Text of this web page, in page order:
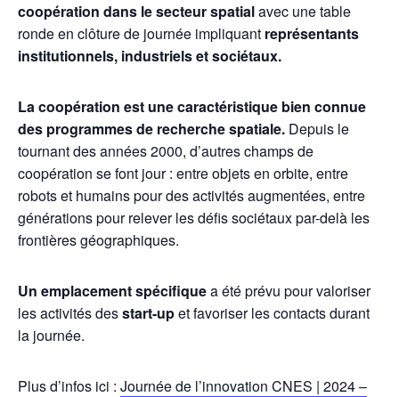
coopération dans le secteur spatialavec une table
ronde en clôture de journée impliquant représentants
institutionnels, industriels et sociétaux.
La coopération est une caractéristique bien connue
des programmes de recherche spatiale. Depuis le
tournant des années 2000, d’autres champs de
coopération se font jour : entre objets en orbite, entre
robots et humains pour des activités augmentées, entre
générations pour relever les défis sociétaux par-delà les
frontières géographiques.
Un emplacement spécifiquea été prévu pour valoriser
les activités desstart-upet favoriser les contacts durant
la journée.
Plus d’infos ici : Journée de l’innovation CNES | 2024 –